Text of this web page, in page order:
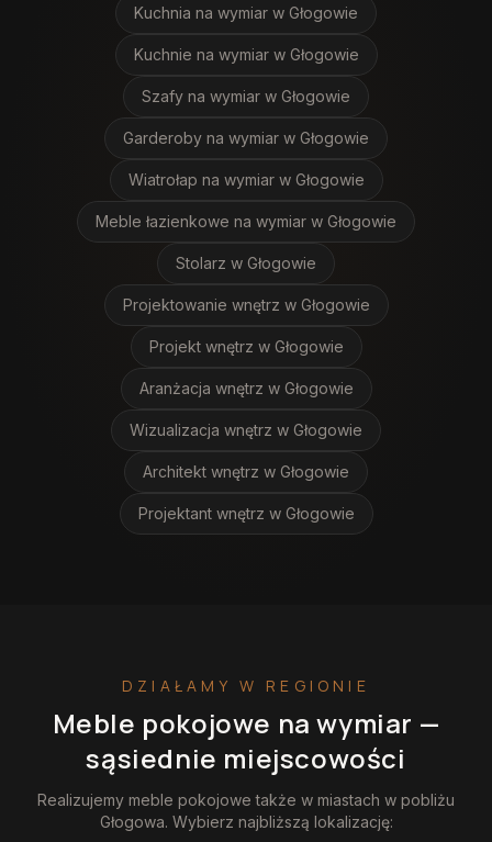
Kuchnia na wymiar w Głogowie
Kuchnie na wymiar w Głogowie
Szafy na wymiar w Głogowie
Garderoby na wymiar w Głogowie
Wiatrołap na wymiar w Głogowie
Meble łazienkowe na wymiar w Głogowie
Stolarz w Głogowie
Projektowanie wnętrz w Głogowie
Projekt wnętrz w Głogowie
Aranżacja wnętrz w Głogowie
Wizualizacja wnętrz w Głogowie
Architekt wnętrz w Głogowie
Projektant wnętrz w Głogowie
DZIAŁAMY W REGIONIE
Meble pokojowe na wymiar —
sąsiednie miejscowości
Realizujemy meble pokojowe także w miastach w pobliżu
Głogowa. Wybierz najbliższą lokalizację: